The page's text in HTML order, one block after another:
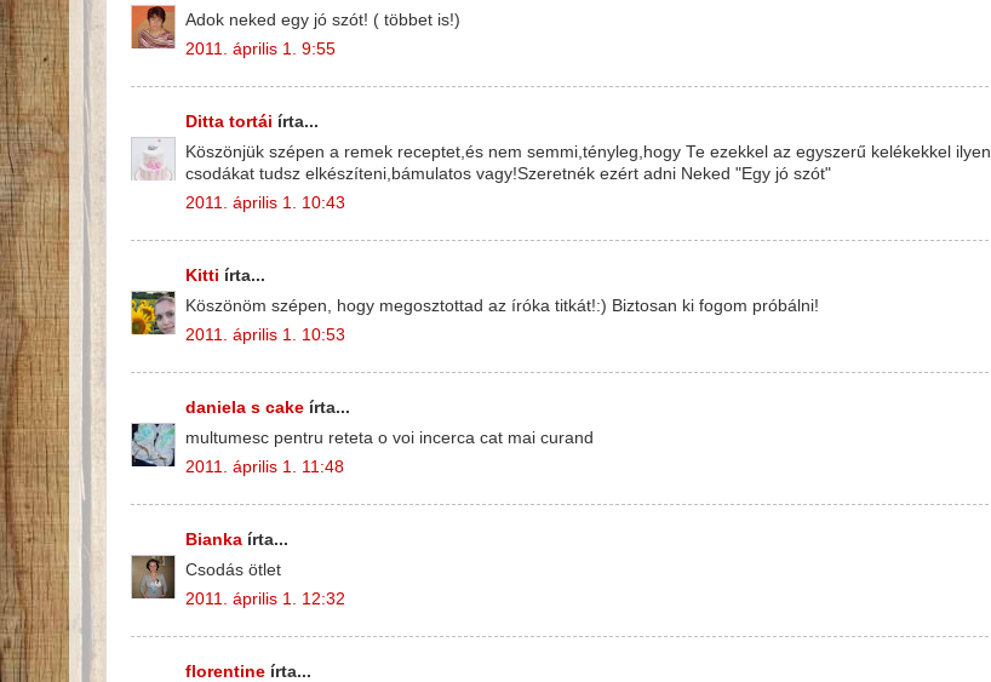
Adok neked egy jó szót! ( többet is!)
2011. április 1. 9:55
Ditta tortái írta...
Köszönjük szépen a remek receptet,és nem semmi,tényleg,hogy Te ezekkel az egyszerű kelékekkel ilyen
csodákat tudsz elkészíteni,bámulatos vagy!Szeretnék ezért adni Neked "Egy jó szót"
2011. április 1. 10:43
Kitti írta...
Köszönöm szépen, hogy megosztottad az íróka titkát!:) Biztosan ki fogom próbálni!
2011. április 1. 10:53
daniela s cake írta...
multumesc pentru reteta o voi incerca cat mai curand
2011. április 1. 11:48
Bianka írta...
Csodás ötlet
2011. április 1. 12:32
florentine írta...